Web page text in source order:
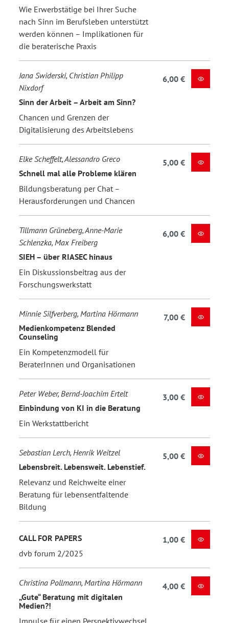
Wie Erwerbstätige bei Ihrer Suche
nach Sinn im Berufsleben unterstützt
werden können – Implikationen für
die beraterische Praxis
Jana Swiderski, Christian Philipp
Nixdorf
Sinn der Arbeit – Arbeit am Sinn?
Chancen und Grenzen der
Digitalisierung des Arbeitslebens
6,00 €
Elke Scheffelt, Alessandro Greco
Schnell mal alle Probleme klären
Bildungsberatung per Chat –
Herausforderungen und Chancen
5,00 €
Tillmann Grüneberg, Anne-Marie
Schlenzka, Max Freiberg
SIEH – über RIASEC hinaus
Ein Diskussionsbeitrag aus der
Forschungswerkstatt
6,00 €
Minnie Silfverberg, Martina Hörmann
Medienkompetenz Blended
Counseling
Ein Kompetenzmodell für
BeraterInnen und Organisationen
7,00 €
Peter Weber, Bernd-Joachim Ertelt
Einbindung von KI in die Beratung
Ein Werkstattbericht
3,00 €
Sebastian Lerch, Henrik Weitzel
Lebensbreit. Lebensweit. Lebenstief.
Relevanz und Reichweite einer
Beratung für lebensentfaltende
Bildung
5,00 €
CALL FOR PAPERS
dvb forum 2/2025
1,00 €
Christina Pollmann, Martina Hörmann
„Gute“ Beratung mit digitalen
Medien?!
Impulse für einen Perspektivwechsel
4,00 €